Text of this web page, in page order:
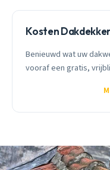
Kosten
Benieuwd wat uw
vooraf een gratis,